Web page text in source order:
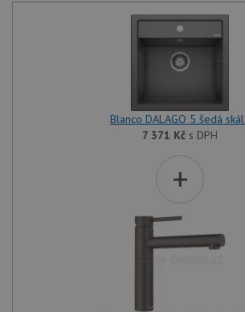
Blanco DALAGO 5 šedá
7 371 Kč s DPH
+